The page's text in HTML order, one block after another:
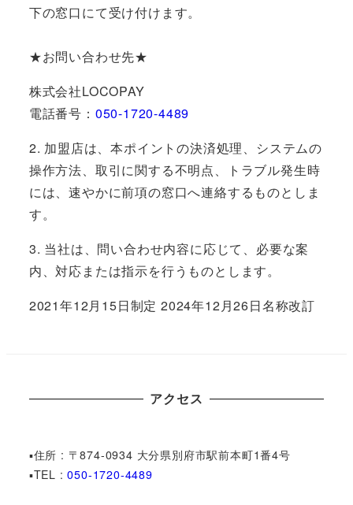
下の窓口にて受け付けます。
★お問い合わせ先★
株式会社LOCOPAY
電話番号： 050-1720-4489
2. 加盟店は、本ポイントの決済処理、システムの
操作方法、取引に関する不明点、トラブル発生時
には、速やかに前項の窓口へ連絡するものとしま
す。
3. 当社は、問い合わせ内容に応じて、必要な案
内、対応または指示を行うものとします。
2021年12月15日制定 2024年12月26日名称改訂
アクセス
▪︎住所 : 〒874-0934 大分県別府市駅前本町1番4号
▪︎TEL :050-1720-4489